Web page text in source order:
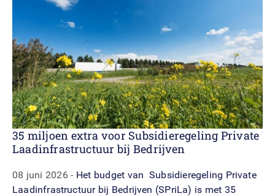
35 miljoen extra voor Subsidieregeling Private
Laadinfrastructuur bij Bedrijven
08 juni 2026
Het budget van Subsidieregeling Private
Laadinfrastructuur bij Bedrijven (SPriLa) is met 35